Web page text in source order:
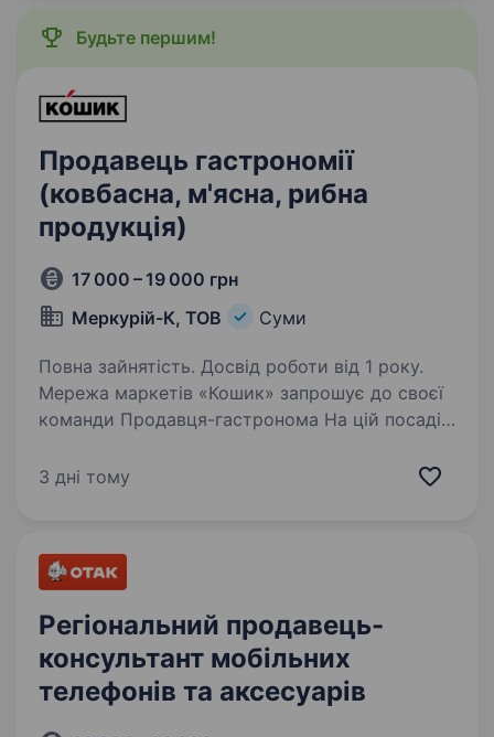
Будьте першим!
Продавець гастрономії
(ковбасна, м'ясна, рибна
продукція)
17 000 – 19 000 грн
Меркурій-К, ТОВ
Суми
Повна зайнятість. Досвід роботи від 1 року.
Мережа маркетів «Кошик» запрошує до своєї
команди Продавця-гастронома На цій посаді
планограм; Перевіряти строки придатності;
3 дні тому
Регіональний продавець-
консультант мобільних
телефонів та аксесуарів